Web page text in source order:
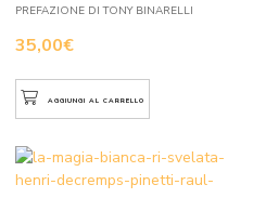
35,00€
PREFAZIONE DI TONY BINARELLI
AGGIUNGI AL CARRELLO